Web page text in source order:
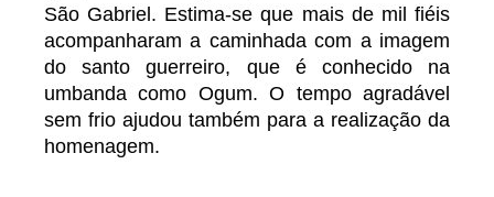
São Gabriel. Estima-se que mais de mil fiéis
acompanharam a caminhada com a imagem
do santo guerreiro, que é conhecido na
umbanda como Ogum. O tempo agradável
sem frio ajudou também para a realização da
homenagem.